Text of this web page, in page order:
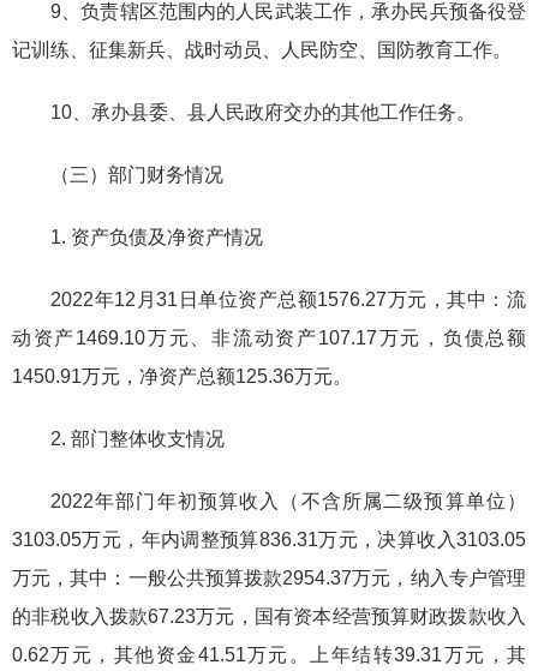
9、负责辖区范围内的人民武装工作，承办民兵预备役登
记训练、征集新兵、战时动员、人民防空、国防教育工作。
10、承办县委、县人民政府交办的其他工作任务。
（三）部门财务情况
1. 资产负债及净资产情况
2022年12月31日单位资产总额1576.27万元，其中：流
动资产1469.10万元、非流动资产107.17万元，负债总额
1450.91万元，净资产总额125.36万元。
2. 部门整体收支情况
2022年部门年初预算收入（不含所属二级预算单位）
3103.05万元，年内调整预算836.31万元，决算收入3103.05
万元，其中：一般公共预算拨款2954.37万元，纳入专户管理
的非税收入拨款67.23万元，国有资本经营预算财政拨款收入
0.62万元，其他资金41.51万元。上年结转39.31万元，其